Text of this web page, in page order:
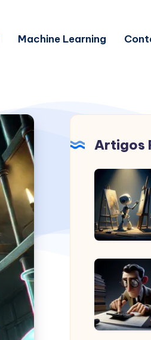
Machine Learning
Artigos
As
melhores
ferramentas
de
IA
para
criação
de
imagens
Coeficiente
de
Correlação
de
Pearson: